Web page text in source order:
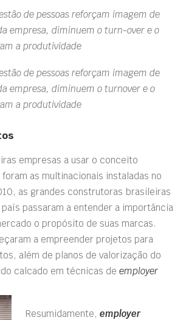
de pessoas reforçam imagem de
empresa, diminuem o turn-over e o
a produtividade
de pessoas reforçam imagem de
empresa, diminuem o turnover e o
a produtividade
empresas a usar o conceito
foram as multinacionais instaladas no
as grandes construtoras brasileiras
passaram a entender a importância
o propósito de suas marcas.
a empreender projetos para
além de planos de valorização do
calcado em técnicas de employer
Resumidamente, employer